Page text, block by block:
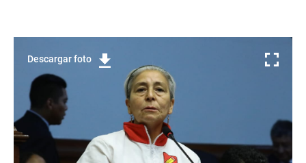
Descargar foto